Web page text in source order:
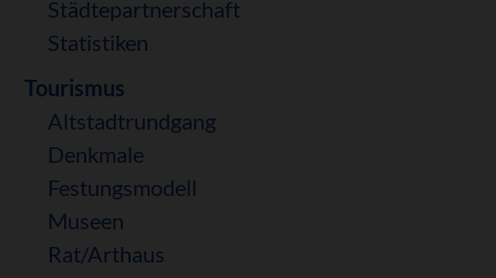
Städtepartnerschaft
Statistiken
Tourismus
Altstadtrundgang
Denkmale
Festungsmodell
Museen
Rat/Arthaus